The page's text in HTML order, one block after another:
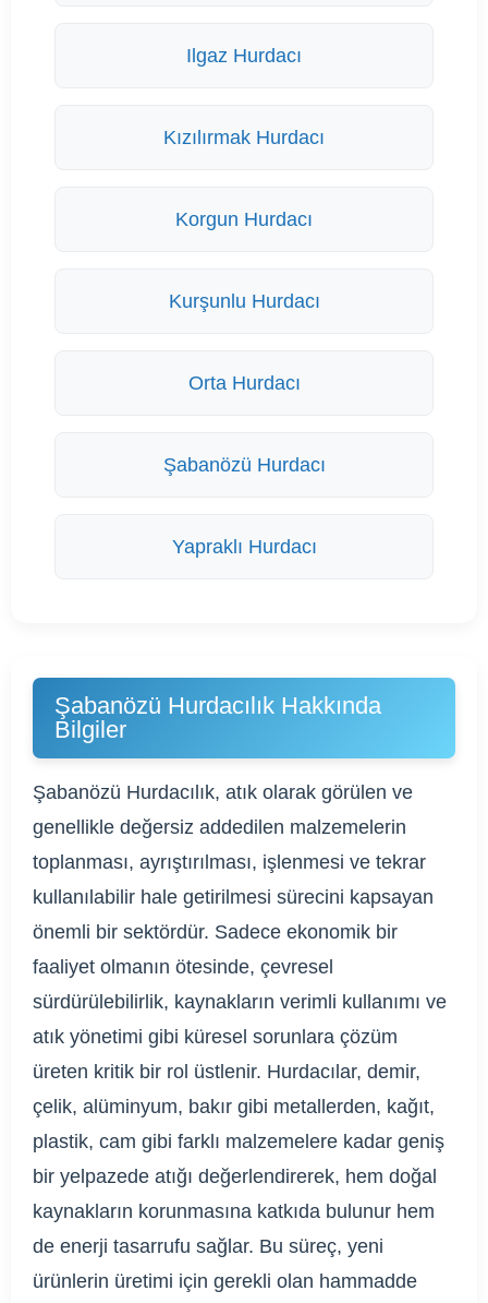
Ilgaz Hurdacı
Kızılırmak Hurdacı
Korgun Hurdacı
Kurşunlu Hurdacı
Orta Hurdacı
Şabanözü Hurdacı
Yapraklı Hurdacı
Şabanözü Hurdacılık Hakkında
Bilgiler
Şabanözü Hurdacılık, atık olarak görülen ve
genellikle değersiz addedilen malzemelerin
toplanması, ayrıştırılması, işlenmesi ve tekrar
kullanılabilir hale getirilmesi sürecini kapsayan
önemli bir sektördür. Sadece ekonomik bir
faaliyet olmanın ötesinde, çevresel
sürdürülebilirlik, kaynakların verimli kullanımı ve
atık yönetimi gibi küresel sorunlara çözüm
üreten kritik bir rol üstlenir. Hurdacılar, demir,
çelik, alüminyum, bakır gibi metallerden, kağıt,
plastik, cam gibi farklı malzemelere kadar geniş
bir yelpazede atığı değerlendirerek, hem doğal
kaynakların korunmasına katkıda bulunur hem
de enerji tasarrufu sağlar. Bu süreç, yeni
ürünlerin üretimi için gerekli olan hammadde